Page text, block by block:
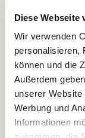
Diese Webseite
Wir verwenden
personalisieren,
können und die
Außerdem
unserer
Werbung und
Informationen
Mix | rund,
kristall, 100
Stück
KNORR prandell